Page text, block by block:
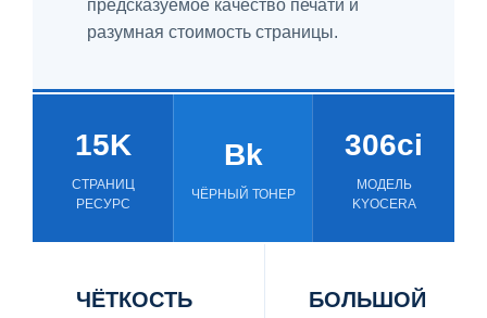
предсказуемое качество печати и
разумная стоимость страницы.
15K
СТРАНИЦ
РЕСУРС
Bk
ЧЁРНЫЙ ТОНЕР
306ci
МОДЕЛЬ
KYOCERA
ЧЁТКОСТЬ
БОЛЬШОЙ